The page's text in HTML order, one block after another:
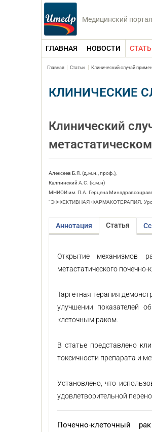
Медицинский
ГЛАВНАЯ НОВОСТИ
Главная Статьи Клинический случай
КЛИНИЧЕСКИЕ
Клинический
Алексеев Б.Я. (д.м.н., проф.),
Калпинский А.С. (к.м.н)
МНИОИ им. П.А. Герцена
"ЭФФЕКТИВНАЯ ФАРМАКОТЕРАПИЯ.
Аннотация Статья
Открытие механизмов
метастатического
Таргетная терапия
улучшении показателей
клеточным раком.
В статье представлено
токсичности препарата и
Установлено, что
удовлетворительной
Почечно-клеточный